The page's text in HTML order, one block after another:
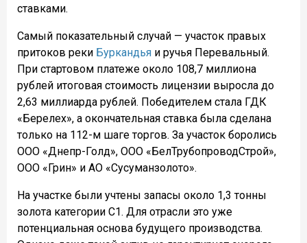
ставками.
Самый показательный случай — участок правых
притоков реки Буркандья и ручья Перевальный.
При стартовом платеже около 108,7 миллиона
рублей итоговая стоимость лицензии выросла до
2,63 миллиарда рублей. Победителем стала ГДК
«Берелех», а окончательная ставка была сделана
только на 112-м шаге торгов. За участок боролись
ООО «Днепр-Голд», ООО «БелТрубопроводСтрой»,
ООО «Грин» и АО «Сусуманзолото».
На участке были учтены запасы около 1,3 тонны
золота категории С1. Для отрасли это уже
потенциальная основа будущего производства.